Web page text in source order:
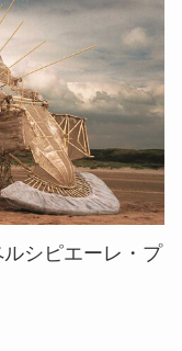
シピエーレ・プ